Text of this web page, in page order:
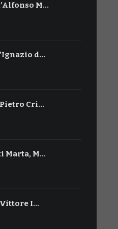
M…
d…
Cri…
Marta, M…
Vittore I…